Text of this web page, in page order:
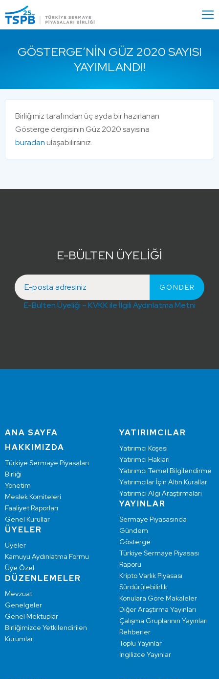
Close
GÖSTERGE’NIN GÜZ 2020 SAYISI
YAYIMLANDI!
Birliğimiz tarafından üç ayda bir hazırlanan
Gösterge dergisinin Güz 2020 sayısına
buradanulaşabilirsiniz.
E-BÜLTEN ÜYELİĞİ
E-Bülten Üyeliği – KVKK ile İlgili Aydınlatma Metni
ANA SAYFA
HAKKIMIZDA
Türkiye Sermaye Piyasaları
Birliği
Yönetim
Meslek Komiteleri
Faaliyet Raporları
Genel Kurullar
ÜYELER
Üyeler
Kamuyu Aydınlatma Formu
Üye Özel
DÜZENLEMELER
Mevzuat
Genelgeler
Genel Mektuplar
Birliğimizce Yetkilendirilen
Kurumlar
YATIRIMCILAR
Yatırımcı Köşesi
Yatırımcı Hakları
Yatırımcı Temel Bilgilendirme
Yatırımcılar İçin Altın Kurallar
Yatırımcı Algı Araştırmaları
YAYINLAR
Sermaye Piyasasında
Gündem
Gösterge
Türkiye Sermaye Piyasası
Raporu
Kripto Varlık Piyasası
Sürdürülebilirlik
Konulara Göre Makaleler
Diğer Araştırma Yayınları
Çalışma Gruplarının Yayınları
Rehberler
Toplu Yayınlar
İngilizce Yayınlar